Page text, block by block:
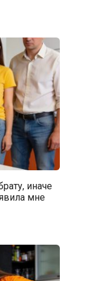
иначе
мне